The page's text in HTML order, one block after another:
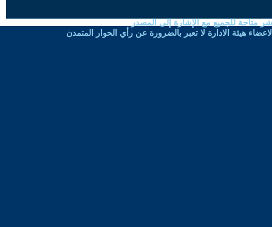
متاحة للجميع مع الإشارة إلى المصدر
هيئة الادارة لا تعبر بالضرورة عن رأي الحوار المتمدن